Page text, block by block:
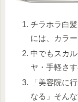
チラホラ白
には、カラ
中でもスカ
ヤ・手軽さ
「美容院に
なる」そん